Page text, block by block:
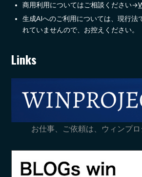
商用利用についてはご相談ください→
生成AIへのご利用については、現行法
れていませんので、お控えください。
Links
お仕事、ご依頼は、ウィンプロ